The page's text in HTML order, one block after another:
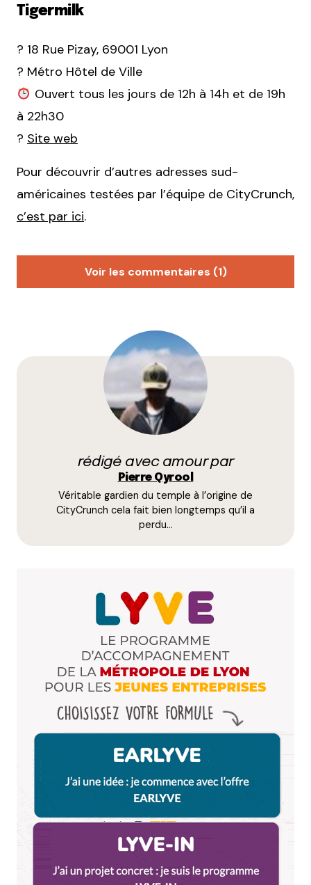
Tigermilk
? 18 Rue Pizay, 69001 Lyon
? Métro Hôtel de Ville
Ouvert tous les jours de 12h à 14h et de 19h
à 22h30
? Site web
Pour découvrir d’autres adresses sud-
américaines testées par l’équipe de CityCrunch,
c’est par ici.
Voir les commentaires (1)
Le Mexique ce fameux pays d’Amérique du Sud…
Répondre
Votre adresse e-mail ne sera pas publiée.
champs obligatoires sont indiqués avec
*
Enregistrer mon nom, mon e-mail et mon site dans le
Prévenez-moi de tous les nouveaux commentaires
par e-mail.
rédigé avec amour par
Pierre Qyrool
Véritable gardien du temple à l’origine de
CityCrunch cela fait bien longtemps qu’il a
perdu…